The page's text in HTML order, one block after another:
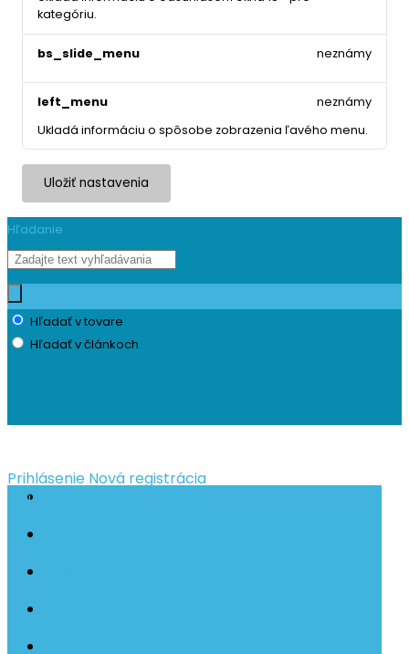
kategóriu.
bs_slide_menu neznámy
left_menu
Ukladá informáciu o spôsobe zobrazenia ľavého menu.
neznámy
Uložiť nastavenia
Hľadanie
Hľadať v tovare
Hľadať v článkoch
Prihlásenie Nová registrácia
0 ks